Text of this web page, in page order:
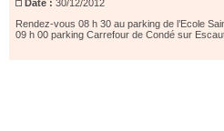
à
Condé
Date : 30/12/2012
Rendez-vous 08 h 30 au parking de l’Ecole
09 h 00 parking Carrefour de Condé sur